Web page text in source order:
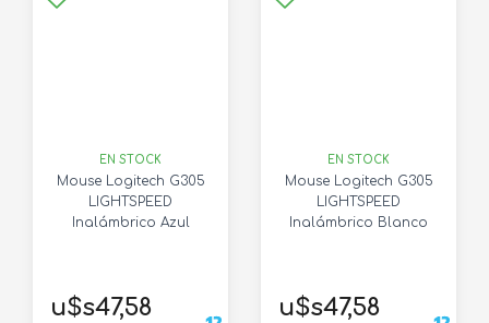
EN STOCK
Mouse Logitech G305
LIGHTSPEED
Inalámbrico Azul
u$s47,58
EN STOCK
Mouse Logitech G305
LIGHTSPEED
Inalámbrico Blanco
u$s47,58